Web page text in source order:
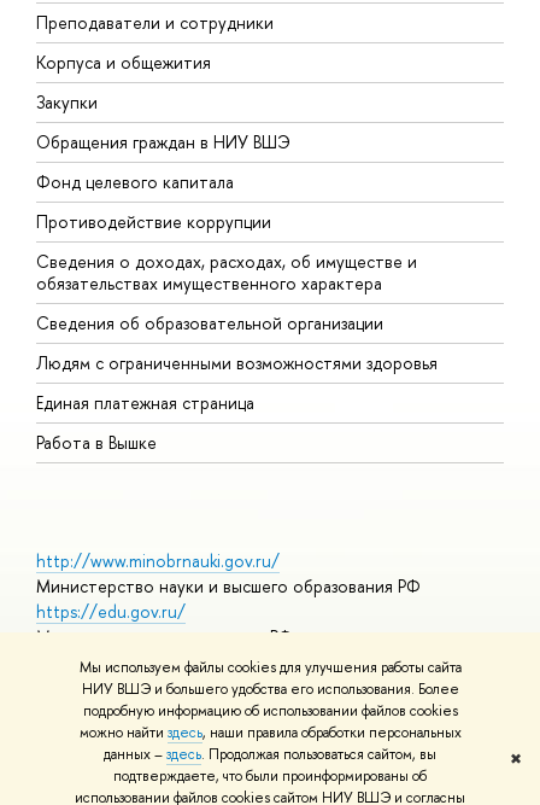
Мы используем файлы cookies для улучшения работы сайта
НИУ ВШЭ и большего удобства его использования. Более
подробную информацию об использовании файлов cookies
можно найти здесь, наши правила обработки персональных
данных –здесь. Продолжая пользоваться сайтом, вы
подтверждаете, что были проинформированы об
использовании файлов cookies сайтом НИУ ВШЭ и согласны
✖
Преподаватели и сотрудники
Корпуса и общежития
Закупки
Обращения граждан в НИУ ВШЭ
Фонд целевого капитала
Противодействие коррупции
Сведения о доходах, расходах, об имуществе и
обязательствах имущественного характера
Сведения об образовательной организации
Людям с ограниченными возможностями здоровья
Единая платежная страница
Работа в Вышке
http://www.minobrnauki.gov.ru/
Министерство науки и высшего образования РФ
https://edu.gov.ru/
Министерство просвещения РФ
https://elearning.hse.ru/mooc
Массовые открытые онлайн-курсы
© НИУ ВШЭ 1993–2026 Адреса и контактыУсловия
использования материалов Политика конфиденциальности